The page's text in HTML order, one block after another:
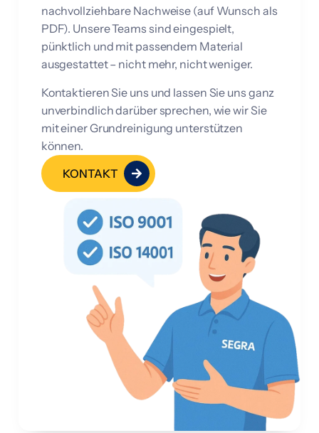
nachvollziehbare Nachweise (auf Wunsch als
PDF). Unsere Teams sind eingespielt,
pünktlich und mit passendem Material
ausgestattet – nicht mehr, nicht weniger.
Kontaktieren Sie uns und lassen Sie uns ganz
unverbindlich darüber sprechen, wie wir Sie
mit einer Grundreinigung unterstützen
können.
KONTAKT